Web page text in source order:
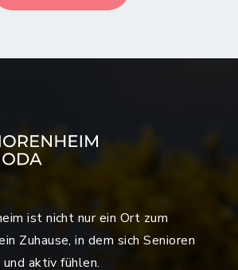
ist nicht nur ein Ort zum
Zuhause, in dem sich Senioren
aktiv fühlen.